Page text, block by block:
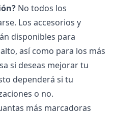
No todos los
Los accesorios y
disponibles para
así como para los más
si deseas mejorar tu
dependerá si tu
o no.
más marcadoras